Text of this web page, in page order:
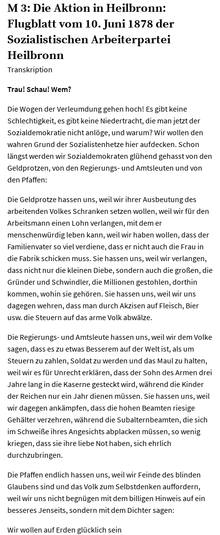
M 3: Die Aktion in Heilbronn:
Flugblatt vom 10. Juni 1878 der
Sozialistischen Arbeiterpartei
Heilbronn
Transkription
Trau! Schau! Wem?
Die Wogen der Verleumdung gehen hoch! Es gibt keine
Schlechtigkeit, es gibt keine Niedertracht, die man jetzt der
Sozialdemokratie nicht anlöge, und warum? Wir wollen den
wahren Grund der Sozialistenhetze hier aufdecken. Schon
längst werden wir Sozialdemokraten glühend gehasst von den
Geldprotzen, von den Regierungs- und Amtsleuten und von
den Pfaffen:
Die Geldprotze hassen uns, weil wir ihrer Ausbeutung des
arbeitenden Volkes Schranken setzen wollen, weil wir für den
Arbeitsmann einen Lohn verlangen, mit dem er
menschenwürdig leben kann, weil wir haben wollen, dass der
Familienvater so viel verdiene, dass er nicht auch die Frau in
die Fabrik schicken muss. Sie hassen uns, weil wir verlangen,
dass nicht nur die kleinen Diebe, sondern auch die großen, die
Gründer und Schwindler, die Millionen gestohlen, dorthin
kommen, wohin sie gehören. Sie hassen uns, weil wir uns
dagegen wehren, dass man durch Akzisen auf Fleisch, Bier
usw. die Steuern auf das arme Volk abwälze.
Die Regierungs- und Amtsleute hassen uns, weil wir dem Volke
sagen, dass es zu etwas Besserem auf der Welt ist, als um
Steuern zu zahlen, Soldat zu werden und das Maul zu halten,
weil wir es für Unrecht erklären, dass der Sohn des Armen drei
Jahre lang in die Kaserne gesteckt wird, während die Kinder
der Reichen nur ein Jahr dienen müssen. Sie hassen uns, weil
wir dagegen ankämpfen, dass die hohen Beamten riesige
Gehälter verzehren, während die Subalternbeamten, die sich
im Schweiße ihres Angesichts abplacken müssen, so wenig
kriegen, dass sie ihre liebe Not haben, sich ehrlich
durchzubringen.
Die Pfaffen endlich hassen uns, weil wir Feinde des blinden
Glaubens sind und das Volk zum Selbstdenken auffordern,
weil wir uns nicht begnügen mit dem billigen Hinweis auf ein
besseres Jenseits, sondern mit dem Dichter sagen:
Wir wollen auf Erden glücklich sein